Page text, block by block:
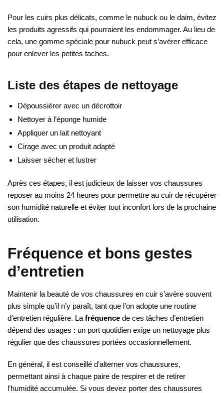
Pour les cuirs plus délicats, comme le nubuck ou le daim, évitez
les produits agressifs qui pourraient les endommager. Au lieu de
cela, une gomme spéciale pour nubuck peut s’avérer efficace
pour enlever les petites taches.
Liste des étapes de nettoyage
Dépoussiérer avec un décrottoir
Nettoyer à l’éponge humide
Appliquer un lait nettoyant
Cirage avec un produit adapté
Laisser sécher et lustrer
Après ces étapes, il est judicieux de laisser vos chaussures
reposer au moins 24 heures pour permettre au cuir de récupérer
son humidité naturelle et éviter tout inconfort lors de la prochaine
utilisation.
Fréquence et bons gestes
d’entretien
Maintenir la beauté de vos chaussures en cuir s’avère souvent
plus simple qu’il n’y paraît, tant que l’on adopte une routine
d’entretien régulière. La fréquence de ces tâches d’entretien
dépend des usages : un port quotidien exige un nettoyage plus
régulier que des chaussures portées occasionnellement.
En général, il est conseillé d’alterner vos chaussures,
permettant ainsi à chaque paire de respirer et de retirer
l’humidité accumulée. Si vous devez porter des chaussures